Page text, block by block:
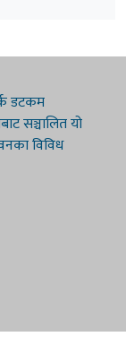
डटकम
सञ्चालित यो
विविध